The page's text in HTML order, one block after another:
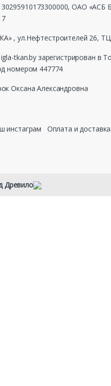
ОАО «АСБ
, ул.Нефтестроителей 26, ТЦ
tkan.by зарегистрирован в
номером 447774
Оксана Александровна
инстаграм Оплата и доставка
Древило